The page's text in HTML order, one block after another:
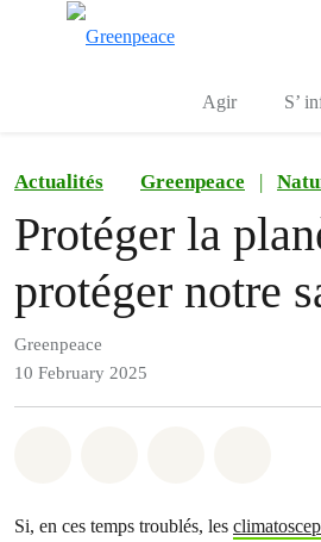
Agir S’
Actualités Greenpeace |
Protéger la
protéger notre
Greenpeace
10 February 2025
Si, en ces temps troublés, les